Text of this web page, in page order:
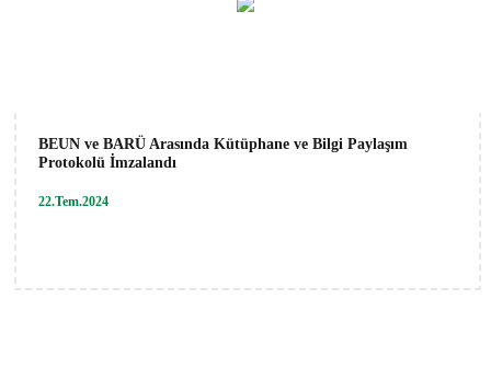
BEUN ve BARÜ Arasında Kütüphane ve Bilgi Paylaşım
Protokolü İmzalandı
22.Tem.2024